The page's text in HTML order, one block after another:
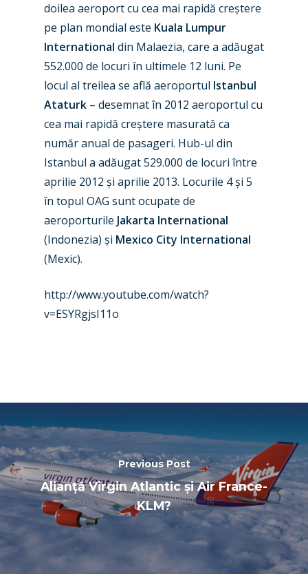
doilea aeroport cu cea mai rapidă creștere
pe plan mondial este Kuala Lumpur
International din Malaezia, care a adăugat
552.000 de locuri în ultimele 12 luni. Pe
locul al treilea se află aeroportul Istanbul
Ataturk – desemnat în 2012 aeroportul cu
cea mai rapidă creștere masurată ca
număr anual de pasageri. Hub-ul din
Istanbul a adăugat 529.000 de locuri între
aprilie 2012 și aprilie 2013. Locurile 4 și 5
în topul OAG sunt ocupate de
aeroporturile Jakarta International
(Indonezia) și Mexico City International
(Mexic).
http://www.youtube.com/watch?
v=ESYRgjsI11o
Previous Post
Alianță Virgin Atlantic și Air France-
KLM?
Industry
Accidents / Incidents
Airshows
Dubai 2025
Paris 2025
Farnborough 2024
Farnborough 2022
Dubai 2019
Paris 2019
Business Jets
Military
Trip Reports
Marketplace
Jobs
Contact